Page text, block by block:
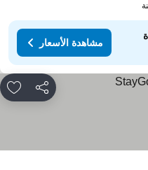
مشاهدة الأسعار
مشاركة